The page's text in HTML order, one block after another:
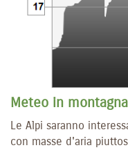
Meteo in montagna
Le Alpi saranno
con masse d'aria